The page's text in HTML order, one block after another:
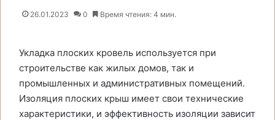
26.01.2023 0 Время чтения: 4 мин.
Укладка плоских кровель используется при
строительстве как жилых домов, так и
промышленных и административных помещений.
Изоляция плоских крыш имеет свои технические
характеристики, и эффективность изоляции зависит